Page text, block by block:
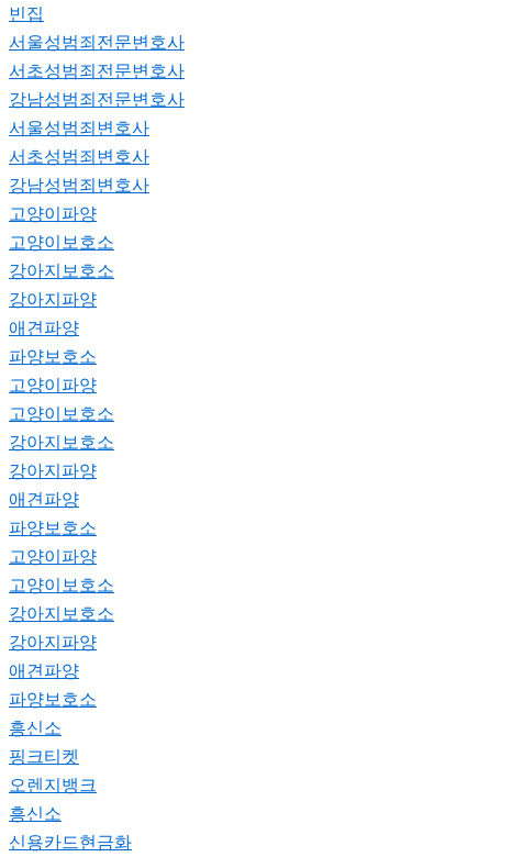
빈집
서울성범죄전문변호사
서초성범죄전문변호사
강남성범죄전문변호사
서울성범죄변호사
서초성범죄변호사
강남성범죄변호사
고양이파양
고양이보호소
강아지보호소
강아지파양
애견파양
파양보호소
고양이파양
고양이보호소
강아지보호소
강아지파양
애견파양
파양보호소
고양이파양
고양이보호소
강아지보호소
강아지파양
애견파양
파양보호소
흥신소
핑크티켓
오렌지뱅크
흥신소
신용카드현금화